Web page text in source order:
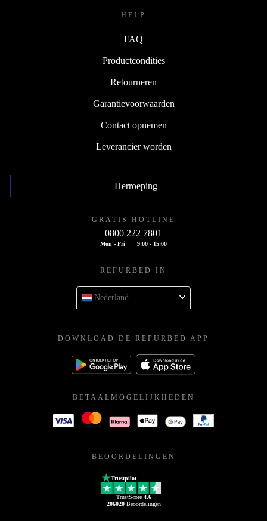
HELP
FAQ
Productcondities
Retourneren
Garantievoorwaarden
Contact opnemen
Leverancier worden
Herroeping
GRATIS HOTLINE
0800 222 7801
Mon - Fri 9:00 - 15:00
REFURBED IN
Nederland
DOWNLOAD DE REFURBED APP
BETAALMOGELIJKHEDEN
BEOORDELINGEN
Trustpilot
TrustScore 4.6
206020Beoordelingen